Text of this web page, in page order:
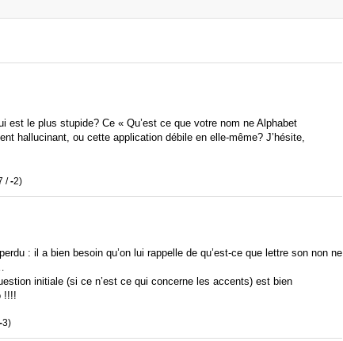
est le plus stupide? Ce « Qu’est ce que votre nom ne Alphabet
hallucinant, ou cette application débile en elle-même? J’hésite,
/-2)
perdu : il a bien besoin qu’on lui rappelle de qu’est-ce que lettre son non ne
initiale (si ce n’est ce qui concerne les accents) est bien
!!!!
-3)